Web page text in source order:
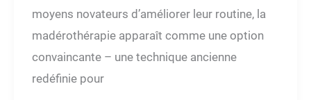
moyens novateurs d’améliorer leur routine, la
madérothérapie apparaît comme une option
convaincante – une technique ancienne
redéfinie pour